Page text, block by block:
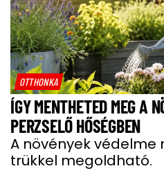
OTTHONKA
ÍGY MENTHETED MEG A
PERZSELŐ HŐSÉGBEN
A növények védelme
trükkel megoldható.